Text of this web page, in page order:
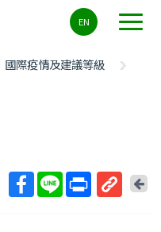
EN
國際疫情及建議等級
回